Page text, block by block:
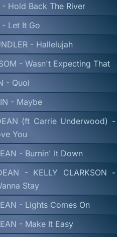
- Hold Back The River
- Let It Go
- Hallelujah
- Wasn't Expecting That
- Quoi
- Maybe
(ft Carrie Underwood) -
You
- Burnin' It Down
- KELLY CLARKSON -
Stay
- Lights Comes On
- Make It Easy